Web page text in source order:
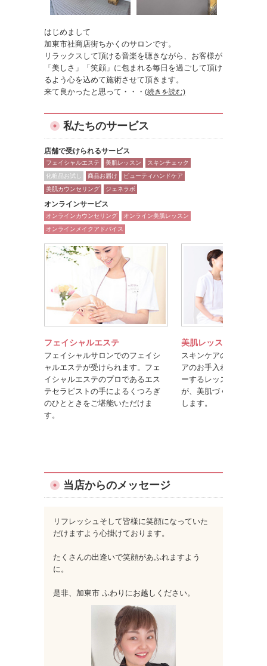
はじめまして
加東市社商店街ちかくのサロンです。
リラックスして頂ける音楽を聴きながら、お客様が
「美しさ」「笑顔」に包まれる毎日を過ごして頂け
るよう心を込めて施術させて頂きます。
来て良かったと思って ・・・ (続きを読む)
私たちのサービス
店舗で受けられるサービス
フェイシャルエステ 美肌レッスン
スキンチェック
化粧品お試し
商品お届け
ビューティハンドケア
美肌カウンセリング
ジェネラボ
オンラインサービス
オンラインカウンセリング
オンライン美肌レッスン
オンラインメイクアドバイス
フェイシャルエステ
フェイシャルサロンでのフェイシ
ャルエステが受けられます。フェ
イシャルエステのプロであるエス
テセラピストの手によるくつろぎ
のひとときをご堪能いただけま
す。
美肌レッスン
スキンケアのポイント
アのお手入れ方法を楽
ーするレッスンです。
が、美肌づくりのコツ
します。
当店からのメッセージ
リフレッシュそして皆様に笑顔になっていた
だけますよう心掛けております。
たくさんの出逢いで笑顔があふれますよう
に。
是非、加東市 ふわりにお越しください。